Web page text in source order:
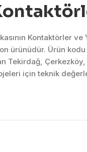
Kontaktörler
ürünüdür. Ürün
Tekirdağ,
için teknik